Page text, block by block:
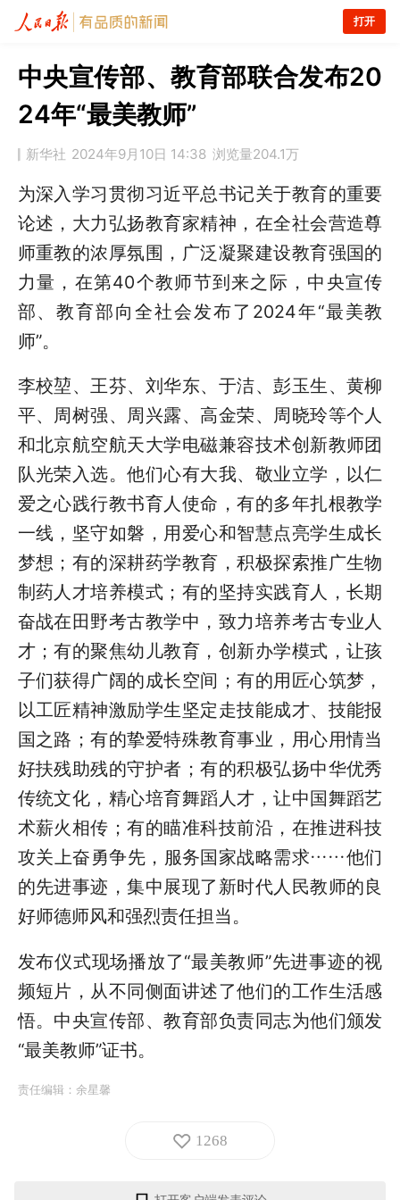
打开
中央宣传部、教育部联合发布20
24年“最美教师”
新华社 2024年9月10日 14:38 浏览量204.1万
为深入学习贯彻习近平总书记关于教育的重要
论述，大力弘扬教育家精神，在全社会营造尊
师重教的浓厚氛围，广泛凝聚建设教育强国的
力量，在第40个教师节到来之际，中央宣传
部、教育部向全社会发布了2024年“最美教
师”。
李校堃、王芬、刘华东、于洁、彭玉生、黄柳
平、周树强、周兴露、高金荣、周晓玲等个人
和北京航空航天大学电磁兼容技术创新教师团
队光荣入选。他们心有大我、敬业立学，以仁
爱之心践行教书育人使命，有的多年扎根教学
一线，坚守如磐，用爱心和智慧点亮学生成长
梦想；有的深耕药学教育，积极探索推广生物
制药人才培养模式；有的坚持实践育人，长期
奋战在田野考古教学中，致力培养考古专业人
才；有的聚焦幼儿教育，创新办学模式，让孩
子们获得广阔的成长空间；有的用匠心筑梦，
以工匠精神激励学生坚定走技能成才、技能报
国之路；有的挚爱特殊教育事业，用心用情当
好扶残助残的守护者；有的积极弘扬中华优秀
传统文化，精心培育舞蹈人才，让中国舞蹈艺
术薪火相传；有的瞄准科技前沿，在推进科技
攻关上奋勇争先，服务国家战略需求……他们
的先进事迹，集中展现了新时代人民教师的良
好师德师风和强烈责任担当。
发布仪式现场播放了“最美教师”先进事迹的视
频短片，从不同侧面讲述了他们的工作生活感
悟。中央宣传部、教育部负责同志为他们颁发
“最美教师”证书。
责任编辑： 余星馨
1268